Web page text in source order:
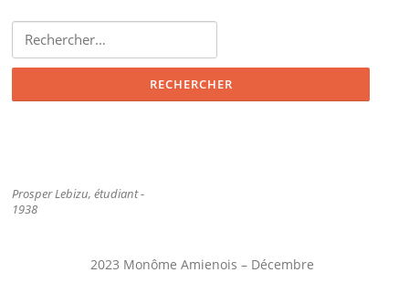
Rechercher :
Prosper Lebizu, étudiant -
1938
2023 Monôme Amienois – Décembre